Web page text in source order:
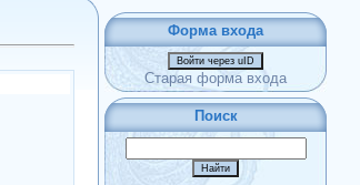
Форма входа
Войти через uID
Старая форма входа
Поиск